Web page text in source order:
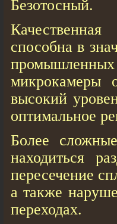
Безотосный.
способна в
микрокамеры
высокий
оптимальное
Более
находиться
пересечение
а также
переходах.